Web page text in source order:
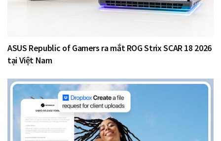
ASUS Republic of Gamers ra mắt ROG Strix SCAR 18 2026
tại Việt Nam